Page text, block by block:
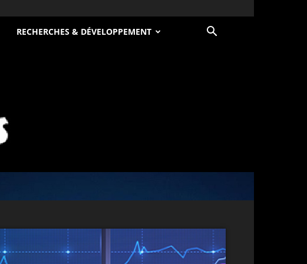
RECHERCHES & DÉVELOPPEMENT